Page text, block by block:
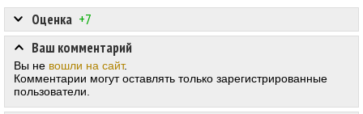
Оценка +7
Ваш комментарий
Вы не вошли на сайт.
Комментарии могут оставлять только зарегистрированные
пользователи.